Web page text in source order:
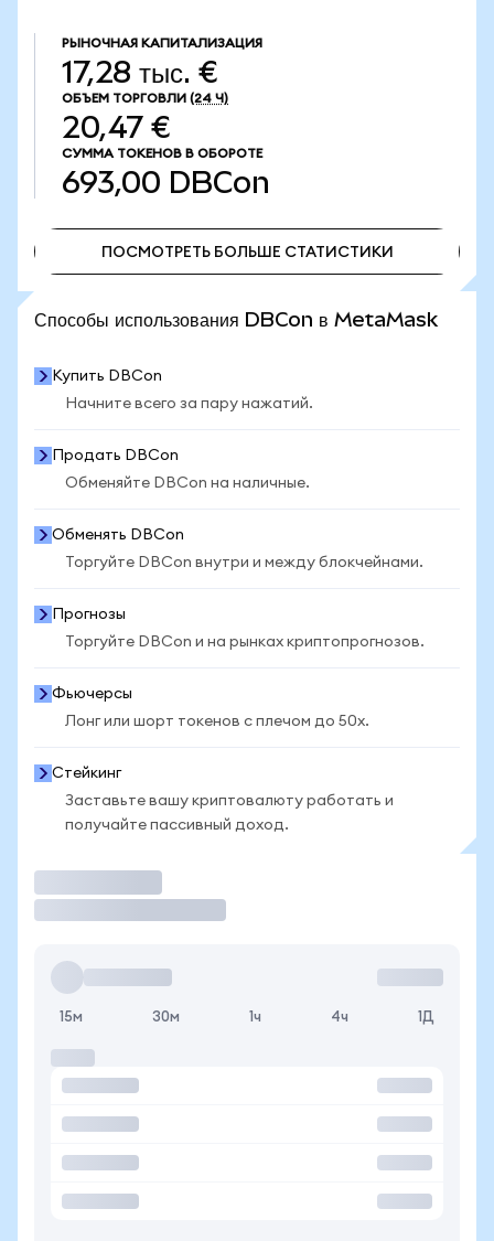
РЫНОЧНАЯ КАПИТАЛИЗАЦИЯ
17,28 тыс. €
ОБЪЕМ ТОРГОВЛИ (24 Ч)
20,47 €
СУММА ТОКЕНОВ В ОБОРОТЕ
693,00 DBCon
ПОСМОТРЕТЬ БОЛЬШЕ СТАТИСТИКИ
Способы использования DBCon в MetaMask
Купить DBCon
Начните всего за пару нажатий.
Продать DBCon
Обменяйте DBCon на наличные.
Обменять DBCon
Торгуйте DBCon внутри и между блокчейнами.
Прогнозы
Торгуйте DBCon и на рынках криптопрогнозов.
Фьючерсы
Лонг или шорт токенов с плечом до 50x.
Стейкинг
Заставьте вашу криптовалюту работать и
получайте пассивный доход.
15м 30м 1ч 4ч 1Д